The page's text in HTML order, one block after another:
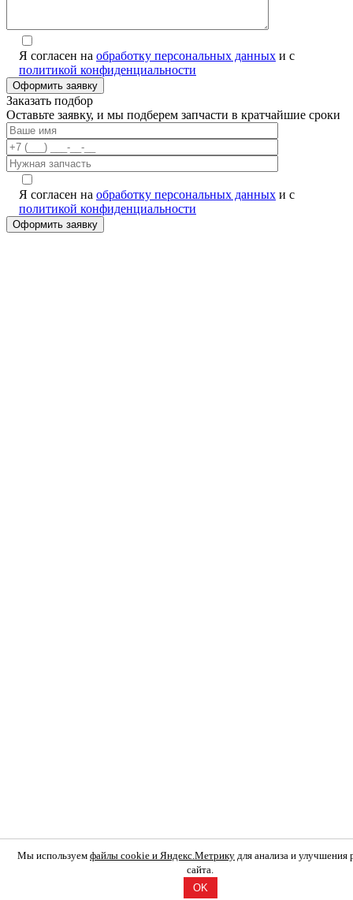
Я согласен на обработку персональных данных и с
политикой конфиденциальности
Заказать подбор
Оставьте заявку, и мы подберем запчасти в кратчайшие сроки
Я согласен на обработку персональных данных и с
политикой конфиденциальности
Мы используем файлы cookie и Яндекс.Метрику для анализа и улучшения
сайта.
OK